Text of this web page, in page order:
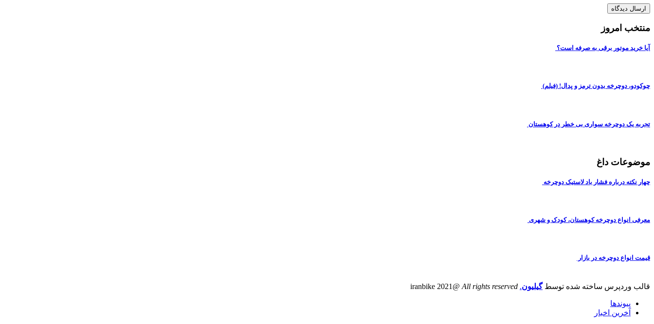
منتخب امروز
آیا خرید موتور برقی به صرفه است؟
چوکودو، دوچرخه بدون ترمز و پدال! (فیلم)
تجربه یک دوچرخه سواری بی خطر در کوهستان
موضوعات داغ
چهار نکته درباره فشار باد لاستیک دوچرخه
معرفی انواع دوچرخه کوهستان، کودک و شهری
قیمت انواع دوچرخه در بازار
قالب وردپرس ساخته شده توسطگیلیون.
All rights reserved
@iranbike 2021
پیوندها
آخرین اخبار